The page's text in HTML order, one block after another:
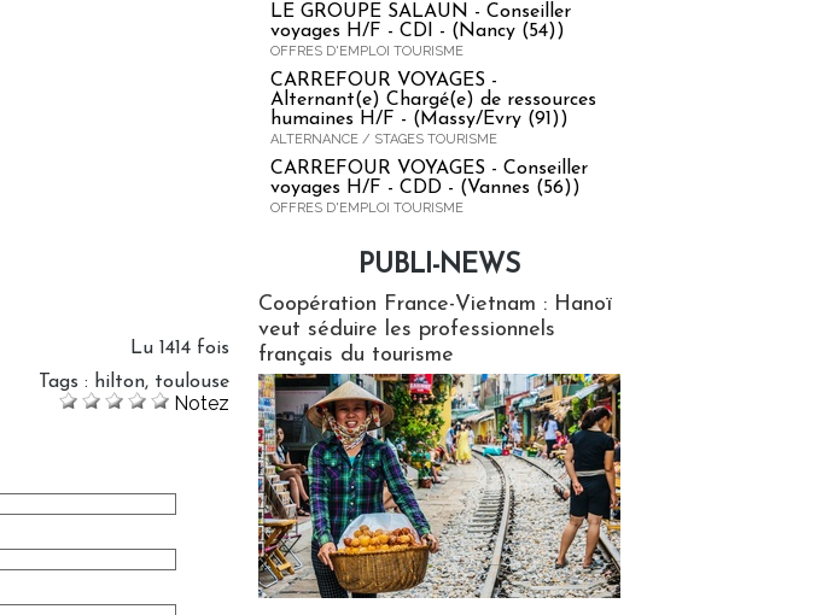
Lu 1414 fois
Tags : hilton, toulouse
Notez
LE GROUPE SALAUN - Conseiller
voyages H/F - CDI - (Nancy (54))
OFFRES D'EMPLOI TOURISME
CARREFOUR VOYAGES -
Alternant(e) Chargé(e) de ressources
humaines H/F - (Massy/Evry (91))
ALTERNANCE / STAGES TOURISME
CARREFOUR VOYAGES - Conseiller
voyages H/F - CDD - (Vannes (56))
OFFRES D'EMPLOI TOURISME
PUBLI-NEWS
Coopération France-Vietnam : Hanoï
veut séduire les professionnels
français du tourisme